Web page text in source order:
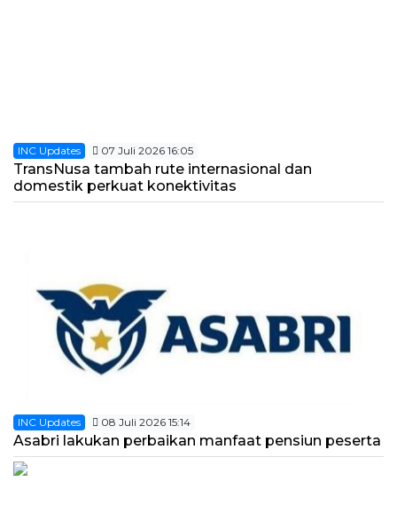
INC Updates 07 Juli 2026 16:05
TransNusa tambah rute internasional dan
domestik perkuat konektivitas
INC Updates 08 Juli 2026 15:14
Asabri lakukan perbaikan manfaat pensiun peserta